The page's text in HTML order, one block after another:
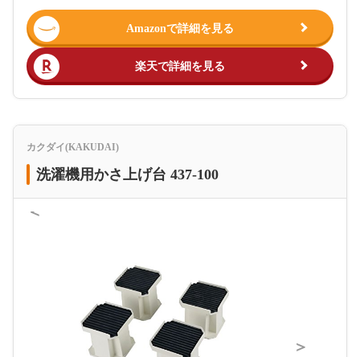
Amazonで詳細を見る
楽天で詳細を見る
カクダイ(KAKUDAI)
洗濯機用かさ上げ台 437-100
＜
＞